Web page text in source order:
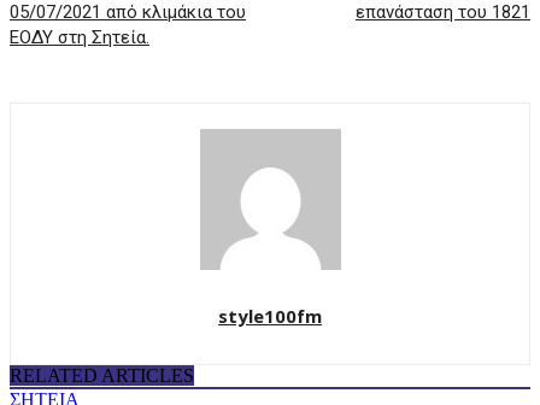
05/07/2021 από κλιμάκια του
ΕΟΔΥ στη Σητεία.
επανάσταση του 1821
style100fm
RELATED ARTICLES
ΣΗΤΕΙΑ